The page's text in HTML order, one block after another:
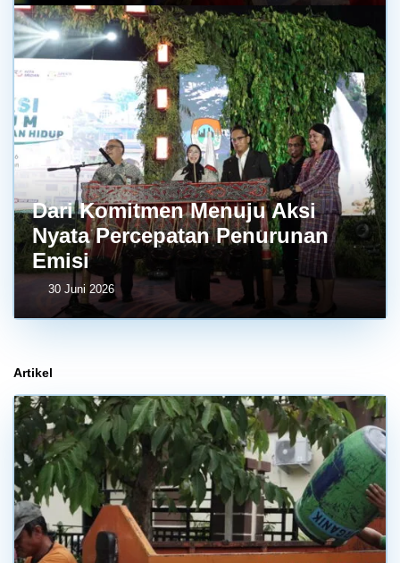
Dari Komitmen Menuju Aksi
Nyata Percepatan Penurunan
Emisi
30 Juni 2026
Artikel